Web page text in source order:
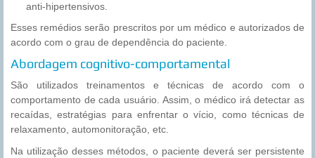
anti-hipertensivos.
Esses remédios serão prescritos por um médico e autorizados de
acordo com o grau de dependência do paciente.
Abordagem cognitivo-comportamental
São utilizados treinamentos e técnicas de acordo com o
comportamento de cada usuário. Assim, o médico irá detectar as
recaídas, estratégias para enfrentar o vício, como técnicas de
relaxamento, automonitoração, etc.
Na utilização desses métodos, o paciente deverá ser persistente